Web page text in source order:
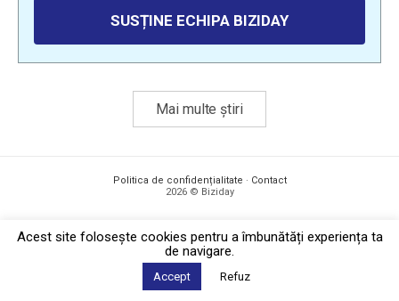
SUSȚINE ECHIPA BIZIDAY
Mai multe știri
Politica de confidențialitate · Contact
2026 © Biziday
Acest site foloseşte cookies pentru a îmbunătăți experiența ta
de navigare.
Accept Refuz